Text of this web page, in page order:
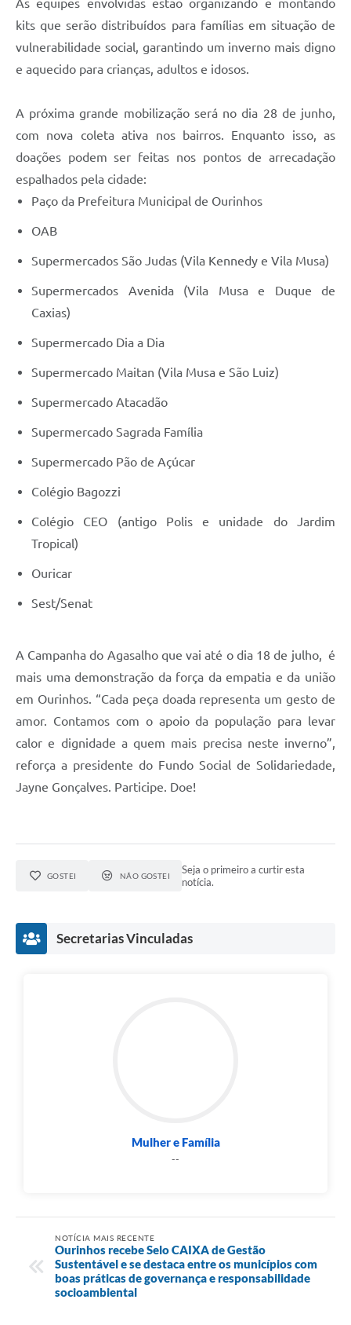
kits que serão distribuídos para famílias em situação de
vulnerabilidade social, garantindo um inverno mais digno
e aquecido para crianças, adultos e idosos.
A próxima grande mobilização será no dia 28 de junho,
com nova coleta ativa nos bairros. Enquanto isso, as
doações podem ser feitas nos pontos de arrecadação
espalhados pela cidade:
Paço da Prefeitura Municipal de Ourinhos
OAB
Supermercados São Judas (Vila Kennedy e Vila Musa)
Supermercados Avenida (Vila Musa e Duque de
Caxias)
Supermercado Dia a Dia
Supermercado Maitan (Vila Musa e São Luiz)
Supermercado Atacadão
Supermercado Sagrada Família
Supermercado Pão de Açúcar
Colégio Bagozzi
Colégio CEO (antigo Polis e unidade do Jardim
Tropical)
Ouricar
Sest/Senat
A Campanha do Agasalho que vai até o dia 18 de julho, é
mais uma demonstração da força da empatia e da união
em Ourinhos. “Cada peça doada representa um gesto de
amor. Contamos com o apoio da população para levar
calor e dignidade a quem mais precisa neste inverno”,
reforça a presidente do Fundo Social de Solidariedade,
Jayne Gonçalves. Participe. Doe!
GOSTEI NÃO GOSTEI
Seja o primeiro a curtir esta
notícia.
Secretarias Vinculadas
Mulher e Família
--
NOTÍCIA MAIS RECENTE
Ourinhos recebe Selo CAIXA de Gestão
Sustentável e se destaca entre os municípios com
boas práticas de governança e responsabilidade
socioambiental